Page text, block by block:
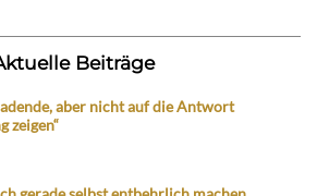
Beiträge
aber nicht auf die Antwort
zeigen“